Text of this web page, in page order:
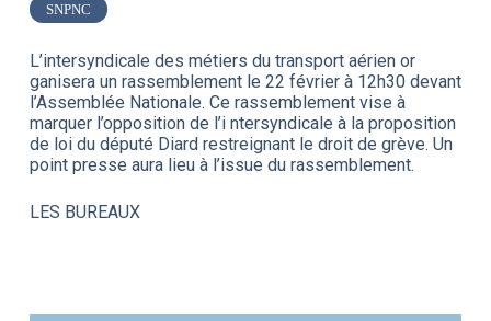
SNPNC
L’intersyndicale des métiers du transport aérien or
ganisera un rassemblement le 22 février à 12h30 devant
l’Assemblée Nationale. Ce rassemblement vise à
marquer l’opposition de l’i ntersyndicale à la proposition
de loi du député Diard restreignant le droit de grève. Un
point presse aura lieu à l’issue du rassemblement.
LES BUREAUX